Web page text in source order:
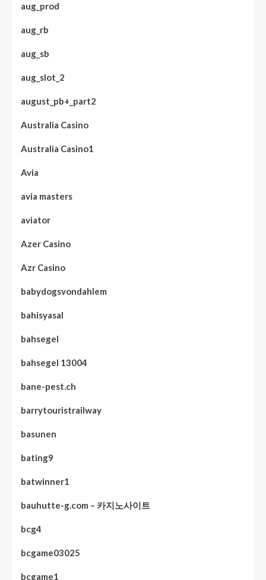
aug_prod
aug_rb
aug_sb
aug_slot_2
august_pb+_part2
Australia Casino
Australia Casino1
Avia
avia masters
aviator
Azer Casino
Azr Casino
babydogsvondahlem
bahisyasal
bahsegel
bahsegel 13004
bane-pest.ch
barrytouristrailway
basunen
bating9
batwinner1
bauhutte-g.com – 카지노사이트
bcg4
bcgame03025
bcgame1